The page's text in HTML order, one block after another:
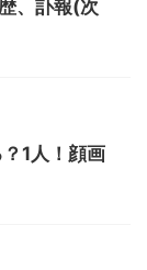
、訃報(次
1人！顔画